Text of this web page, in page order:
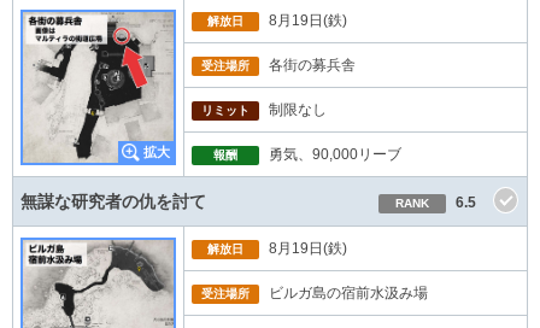
解放日 8月19日(鉄)
受注場所 各街の募兵舎
リミット 制限なし
報酬 勇気、90,000リーブ
無謀な研究者の仇を討て RANK 6.5
解放日 8月19日(鉄)
受注場所 ビルガ島の宿前水汲み場